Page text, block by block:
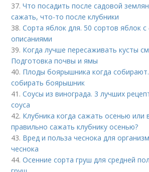
37.Что посадить после садовой
сажать, что-то после клубники
38.Сорта яблок для. 50 сортов яблок
описаниями
39. Когда лучше пересаживать кусты
Подготовка почвы и ямы
40. Плоды боярышника когда собирают.
собирать боярышник
41.Соусы из винограда. 3 лучших
соуса
42. Клубника когда сажать осенью или
правильно сажать клубнику осенью?
43. Вред и польза чеснока для
чеснока
44.Осенние сорта груш для средней